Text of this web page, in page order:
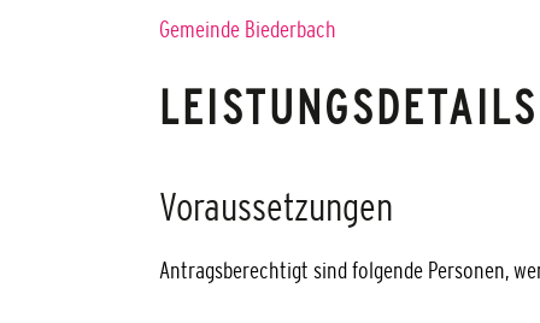
Gemeinde Biederbach
LEISTUNGSDETAILS
Voraussetzungen
Antragsberechtigt sind folgende Personen,